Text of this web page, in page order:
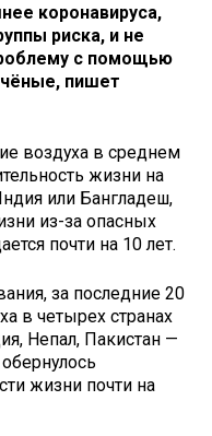
коронавируса,
риска, и не
с помощью
пишет
воздуха в среднем
жизни на
или Бангладеш,
из-за опасных
почти на 10 лет.
за последние 20
в четырех странах
Непал, Пакистан —
жизни почти на